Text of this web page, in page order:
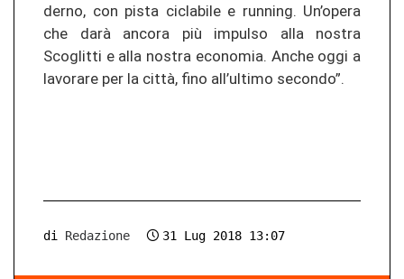
der­no, con pista ci­cla­bi­le e run­ning. Un’opera
che darà an­co­ra più im­pul­so alla nos­tra
Scoglit­ti e alla nos­tra eco­no­mia. Anche oggi a
la­vo­ra­re per la città, fino all’ul­ti­mo se­con­do”.
di Redazione 31 Lug 2018 13:07